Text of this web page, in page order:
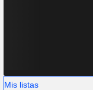
Mis listas